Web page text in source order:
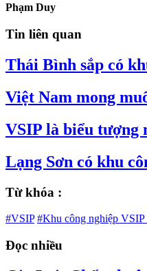
Phạm Duy
Tin liên quan
Thái Bình sắp có
Việt Nam mong
VSIP là biểu tượng
Lạng Sơn có khu
Từ khóa :
#VSIP #Khu công nghiệp VSIP
Đọc nhiều